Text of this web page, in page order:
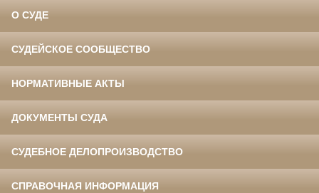
О СУДЕ
СУДЕЙСКОЕ СООБЩЕСТВО
НОРМАТИВНЫЕ АКТЫ
ДОКУМЕНТЫ СУДА
СУДЕБНОЕ ДЕЛОПРОИЗВОДСТВО
СПРАВОЧНАЯ ИНФОРМАЦИЯ